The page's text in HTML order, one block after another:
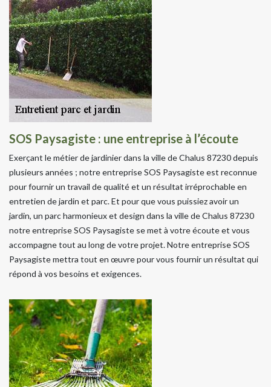
SOS Paysagiste : une entreprise à l’écoute
Exerçant le métier de jardinier dans la ville de Chalus 87230 depuis
plusieurs années ; notre entreprise SOS Paysagiste est reconnue
pour fournir un travail de qualité et un résultat irréprochable en
entretien de jardin et parc. Et pour que vous puissiez avoir un
jardin, un parc harmonieux et design dans la ville de Chalus 87230
notre entreprise SOS Paysagiste se met à votre écoute et vous
accompagne tout au long de votre projet. Notre entreprise SOS
Paysagiste mettra tout en œuvre pour vous fournir un résultat qui
répond à vos besoins et exigences.